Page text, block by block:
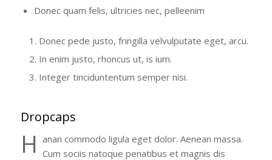
Donec quam felis, ultricies nec, pelleenim
Donec pede justo, fringilla velvulputate eget, arcu.
In enim justo, rhoncus ut, is ium.
Integer tinciduntentum semper nisi.
Dropcaps
H anan commodo ligula eget dolor. Aenean massa.
Cum sociis natoque penatibus et magnis dis